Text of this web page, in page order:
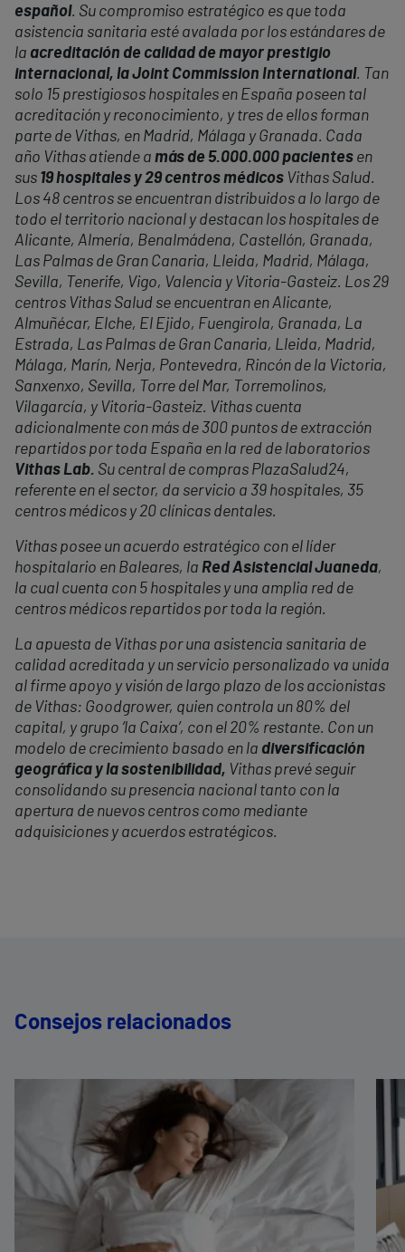
español. Su compromiso estratégico es que toda
asistencia sanitaria esté avalada por los estándares de
la acreditación de calidad de mayor prestigio
internacional, la Joint Commission International. Tan
solo 15 prestigiosos hospitales en España poseen tal
acreditación y reconocimiento, y tres de ellos forman
parte de Vithas, en Madrid, Málaga y Granada. Cada
año Vithas atiende a más de 5.000.000 pacientes en
sus 19 hospitales y 29 centros médicos Vithas Salud.
Los 48 centros se encuentran distribuidos a lo largo de
todo el territorio nacional y destacan los hospitales de
Alicante, Almería, Benalmádena, Castellón, Granada,
Las Palmas de Gran Canaria, Lleida, Madrid, Málaga,
Sevilla, Tenerife, Vigo, Valencia y Vitoria-Gasteiz. Los 29
centros Vithas Salud se encuentran en Alicante,
Almuñécar, Elche, El Ejido, Fuengirola, Granada, La
Estrada, Las Palmas de Gran Canaria, Lleida, Madrid,
Málaga, Marín, Nerja, Pontevedra, Rincón de la Victoria,
Sanxenxo, Sevilla, Torre del Mar, Torremolinos,
Vilagarcía, y Vitoria-Gasteiz. Vithas cuenta
adicionalmente con más de 300 puntos de extracción
repartidos por toda España en la red de laboratorios
Vithas Lab. Su central de compras PlazaSalud24,
referente en el sector, da servicio a 39 hospitales, 35
centros médicos y 20 clínicas dentales.
Vithas posee un acuerdo estratégico con el líder
hospitalario en Baleares, la Red Asistencial Juaneda,
la cual cuenta con 5 hospitales y una amplia red de
centros médicos repartidos por toda la región.
La apuesta de Vithas por una asistencia sanitaria de
calidad acreditada y un servicio personalizado va unida
al firme apoyo y visión de largo plazo de los accionistas
de Vithas: Goodgrower, quien controla un 80% del
capital, y grupo ‘la Caixa’, con el 20% restante. Con un
modelo de crecimiento basado en la diversificación
geográfica y la sostenibilidad, Vithas prevé seguir
consolidando su presencia nacional tanto con la
apertura de nuevos centros como mediante
adquisiciones y acuerdos estratégicos.
Consejos relacionados